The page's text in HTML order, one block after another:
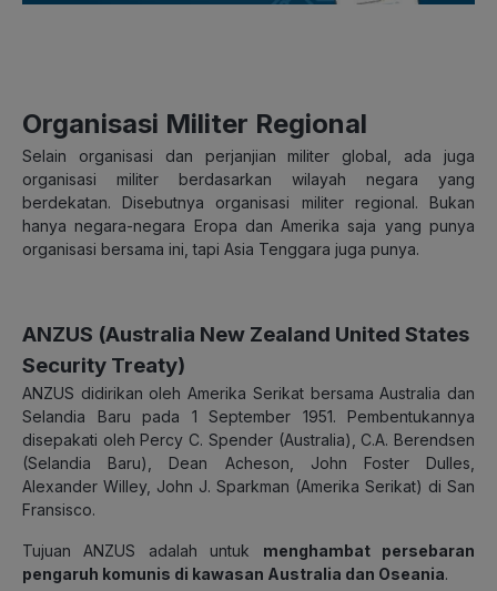
Organisasi Militer Regional
Selain organisasi dan perjanjian militer global, ada juga
organisasi militer berdasarkan wilayah negara yang
berdekatan. Disebutnya organisasi militer regional. Bukan
hanya negara-negara Eropa dan Amerika saja yang punya
organisasi bersama ini, tapi Asia Tenggara juga punya.
ANZUS (Australia New Zealand United States
Security Treaty)
ANZUS didirikan oleh Amerika Serikat bersama Australia dan
Selandia Baru pada 1 September 1951. Pembentukannya
disepakati oleh Percy C. Spender (Australia), C.A. Berendsen
(Selandia Baru), Dean Acheson, John Foster Dulles,
Alexander Willey, John J. Sparkman (Amerika Serikat) di San
Fransisco.
Tujuan ANZUS adalah untuk menghambat persebaran
pengaruh komunis di kawasan Australia dan Oseania.